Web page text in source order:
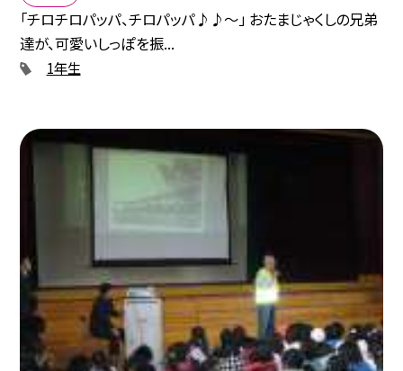
「チロチロパッパ、チロパッパ♪♪〜」 おたまじゃくしの兄弟
達が、可愛いしっぽを振...
1年生